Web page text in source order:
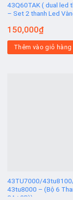
43Q60TAK ( dual led
– Set 2 thanh Led
150,000₫
Thêm vào giỏ hàng
43TU7000/
43tu8000 – (Bộ 6
3A+3B))